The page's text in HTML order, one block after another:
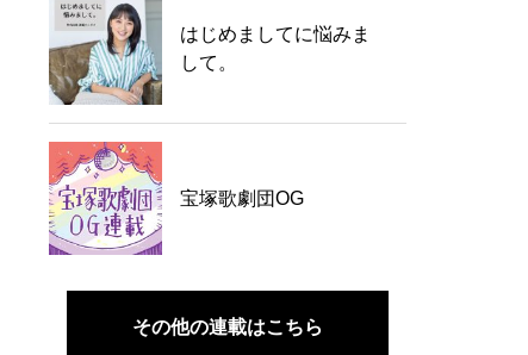
はじめましてに悩みま
して。
宝塚歌劇団OG
その他の連載はこちら